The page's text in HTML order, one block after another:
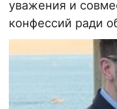
уважения и
конфессий ради